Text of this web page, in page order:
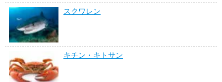
スクワレン
キチン・キトサン